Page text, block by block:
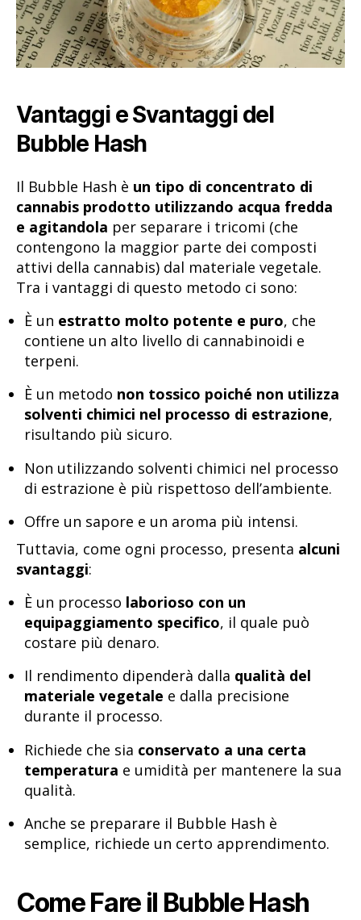
Vantaggi e Svantaggi del
Bubble Hash
Il Bubble Hash è un tipo di concentrato di
cannabis prodotto utilizzando acqua fredda
e agitandola per separare i tricomi (che
contengono la maggior parte dei composti
attivi della cannabis) dal materiale vegetale.
Tra i vantaggi di questo metodo ci sono:
È un estratto molto potente e puro, che
contiene un alto livello di cannabinoidi e
terpeni.
È un metodo non tossico poiché non utilizza
solventi chimici nel processo di estrazione,
risultando più sicuro.
Non utilizzando solventi chimici nel processo
di estrazione è più rispettoso dell’ambiente.
Offre un sapore e un aroma più intensi.
Tuttavia, come ogni processo, presenta alcuni
svantaggi:
È un processo laborioso con un
equipaggiamento specifico, il quale può
costare più denaro.
Il rendimento dipenderà dalla qualità del
materiale vegetale e dalla precisione
durante il processo.
Richiede che sia conservato a una certa
temperatura e umidità per mantenere la sua
qualità.
Anche se preparare il Bubble Hash è
semplice, richiede un certo apprendimento.
Come Fare il Bubble Hash